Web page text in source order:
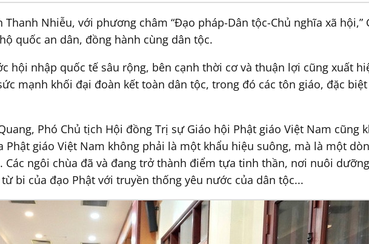
Thanh Nhiễu, với phương châm “Đạo pháp-Dân tộc-Chủ nghĩa xã
quốc an dân, đồng hành cùng dân tộc.
hội nhập quốc tế sâu rộng, bên cạnh thời cơ và thuận lợi cũng xuất
mạnh khối đại đoàn kết toàn dân tộc, trong đó các tôn giáo, đặc
Phó Chủ tịch Hội đồng Trị sự Giáo hội Phật giáo Việt Nam
Phật giáo Việt Nam không phải là một khẩu hiệu suông, mà là một
Các ngôi chùa đã và đang trở thành điểm tựa tinh thần, nơi nuôi
bi của đạo Phật với truyền thống yêu nước của dân tộc...